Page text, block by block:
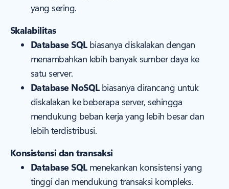
yang sering.
Skalabilitas
Database SQL biasanya diskalakan dengan
menambahkan lebih banyak sumber daya ke
satu server.
Database NoSQLbiasanya dirancang untuk
diskalakan ke beberapa server, sehingga
mendukung beban kerja yang lebih besar dan
lebih terdistribusi.
Konsistensi dan transaksi
Database SQLmenekankan konsistensi yang
tinggi dan mendukung transaksi kompleks.